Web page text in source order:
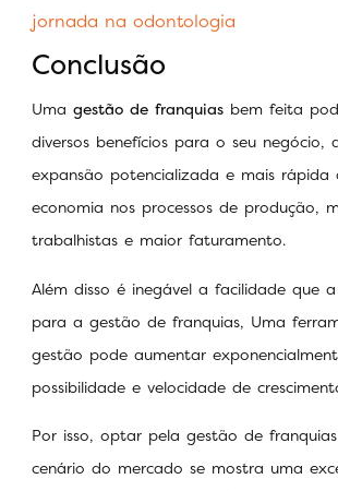
jornada na odontologia
Conclusão
Uma gestão de franquias bem feita
diversos benefícios para o seu negócio,
expansão potencializada e mais rápida
economia nos processos de produção,
trabalhistas e maior faturamento.
Além disso é inegável a facilidade que
para a gestão de franquias, Uma
gestão pode aumentar
possibilidade e velocidade de
Por isso, optar pela gestão de
cenário do mercado se mostra uma